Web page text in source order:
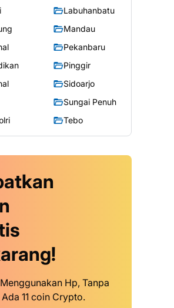
Labuhanbatu
Mandau
Pekanbaru
Pinggir
Sidoarjo
Sungai Penuh
Tebo
Hp, Tanpa
11 coin Crypto.